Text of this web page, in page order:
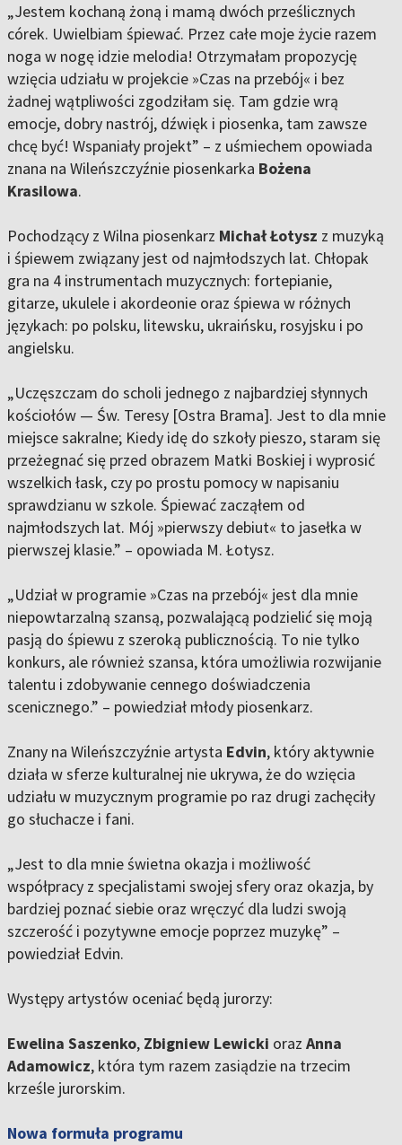
„Jestem kochaną żoną i mamą dwóch prześlicznych
córek. Uwielbiam śpiewać. Przez całe moje życie razem
noga w nogę idzie melodia! Otrzymałam propozycję
wzięcia udziału w projekcie »Czas na przebój« i bez
żadnej wątpliwości zgodziłam się. Tam gdzie wrą
emocje, dobry nastrój, dźwięk i piosenka, tam zawsze
chcę być! Wspaniały projekt” – z uśmiechem opowiada
znana na Wileńszczyźnie piosenkarka Bożena
Krasilowa.
Pochodzący z Wilna piosenkarz Michał Łotysz z muzyką
i śpiewem związany jest od najmłodszych lat. Chłopak
gra na 4 instrumentach muzycznych: fortepianie,
gitarze, ukulele i akordeonie oraz śpiewa w różnych
językach: po polsku, litewsku, ukraińsku, rosyjsku i po
angielsku.
„Uczęszczam do scholi jednego z najbardziej słynnych
kościołów — Św. Teresy [Ostra Brama]. Jest to dla mnie
miejsce sakralne; Kiedy idę do szkoły pieszo, staram się
przeżegnać się przed obrazem Matki Boskiej i wyprosić
wszelkich łask, czy po prostu pomocy w napisaniu
sprawdzianu w szkole. Śpiewać zacząłem od
najmłodszych lat. Mój »pierwszy debiut« to jasełka w
pierwszej klasie.” – opowiada M. Łotysz.
„Udział w programie »Czas na przebój« jest dla mnie
niepowtarzalną szansą, pozwalającą podzielić się moją
pasją do śpiewu z szeroką publicznością. To nie tylko
konkurs, ale również szansa, która umożliwia rozwijanie
talentu i zdobywanie cennego doświadczenia
scenicznego.” – powiedział młody piosenkarz.
Znany na Wileńszczyźnie artysta Edvin, który aktywnie
działa w sferze kulturalnej nie ukrywa, że do wzięcia
udziału w muzycznym programie po raz drugi zachęciły
go słuchacze i fani.
„Jest to dla mnie świetna okazja i możliwość
współpracy z specjalistami swojej sfery oraz okazja, by
bardziej poznać siebie oraz wręczyć dla ludzi swoją
szczerość i pozytywne emocje poprzez muzykę” –
powiedział Edvin.
Występy artystów oceniać będą jurorzy:
Ewelina Saszenko, Zbigniew Lewicki oraz Anna
Adamowicz, która tym razem zasiądzie na trzecim
krześle jurorskim.
Nowa formuła programu